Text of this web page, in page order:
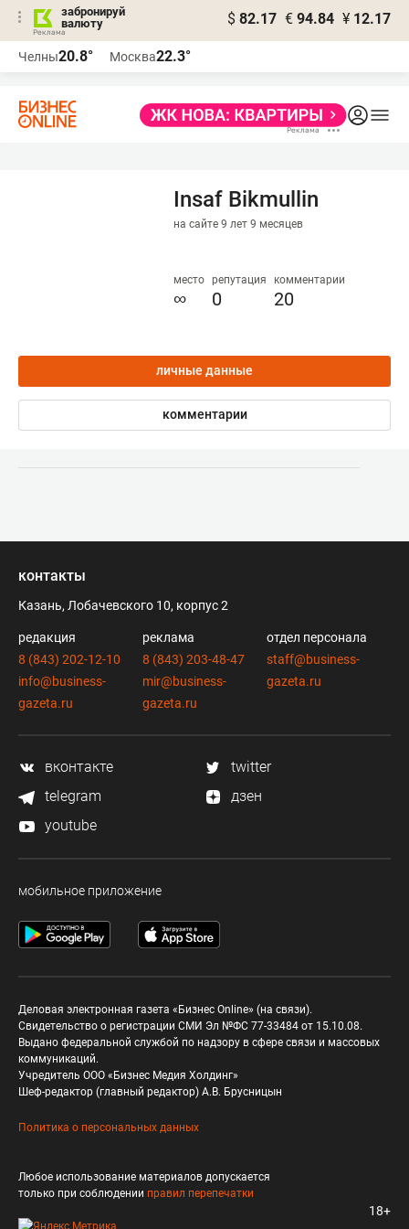
забронируй
валюту
$ 82.17 € 94.84 ¥ 12.17
Челны20.8° Москва22.3°
Insaf Bikmullin
на сайте 9 лет 9 месяцев
место
∞
репутация
0
комментарии
20
личные данные
комментарии
контакты
Казань, Лобачевского 10, корпус 2
редакция
8 (843) 202-12-10
info@business-
gazeta.ru
реклама
8 (843) 203-48-47
mir@business-
gazeta.ru
отдел персонала
staff@business-
gazeta.ru
вконтакте
twitter
telegram
дзен
youtube
мобильное приложение
Деловая электронная газета «Бизнес Online» (на связи).
Свидетельство о регистрации СМИ Эл №ФС 77-33484 от 15.10.08.
Выдано федеральной службой по надзору в сфере связи и массовых
коммуникаций.
Учредитель ООО «Бизнес Медия Холдинг»
Шеф-редактор (главный редактор) А.В. Брусницын
Политика о персональных данных
Любое использование материалов допускается
только при соблюдении правил перепечатки
18+